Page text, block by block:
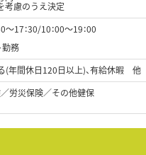
考慮のうえ決定
～17：30/10：00～19：00
務
(年間休日120日以上)、有給休暇 他
労災保険／その他健保